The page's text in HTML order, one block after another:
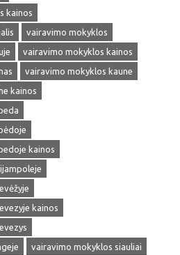
kainos
vairavimo mokyklos
vairavimo mokyklos kainos
vairavimo mokyklos kaune
kainos
kainos
kainos
vairavimo mokyklos siauliai